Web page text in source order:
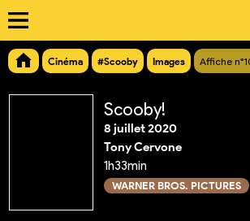
Cinéma #Scooby Images Affiche
Scooby!
8 juillet 2020
Tony Cervone
1h33min
WARNER BROS. PICTURES